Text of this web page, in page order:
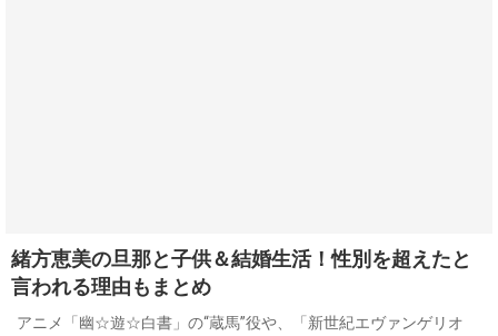
緒方恵美の旦那と子供＆結婚生活！性別を超えたと
言われる理由もまとめ
アニメ「幽☆遊☆白書」の“蔵馬”役や、「新世紀エヴァンゲリオ